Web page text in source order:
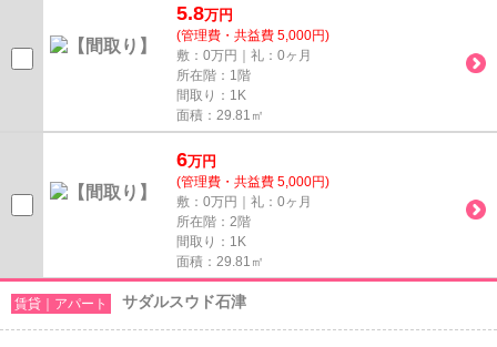
5.8万円
(管理費・共益費 5,000円)
敷：0万円｜礼：0ヶ月
所在階：1階
間取り：1K
面積：29.81㎡
6万円
(管理費・共益費 5,000円)
敷：0万円｜礼：0ヶ月
所在階：2階
間取り：1K
面積：29.81㎡
賃貸｜アパート サダルスウド石津